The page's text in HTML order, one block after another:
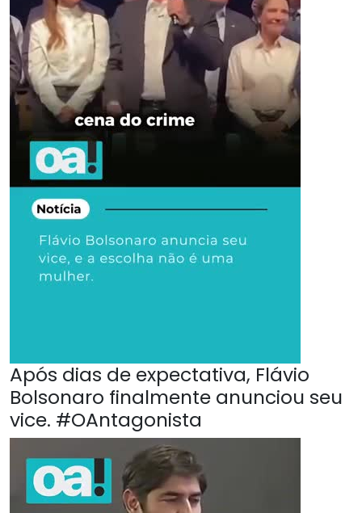
Após dias de expectativa, Flávio
Bolsonaro finalmente anunciou seu
vice. #OAntagonista